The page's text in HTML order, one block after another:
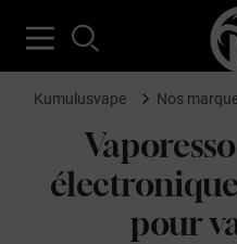
Kumulusvape Nos
pour